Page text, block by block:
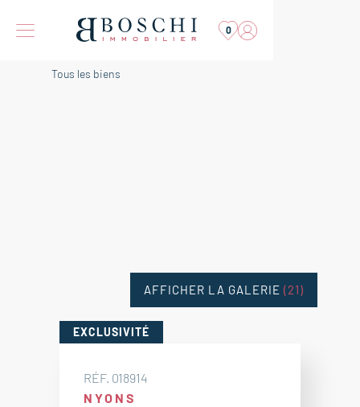
0
Tous les biens
EXCLUSIVITÉ
RÉF. 018914
NYONS
AFFICHER LA GALERIE (21)